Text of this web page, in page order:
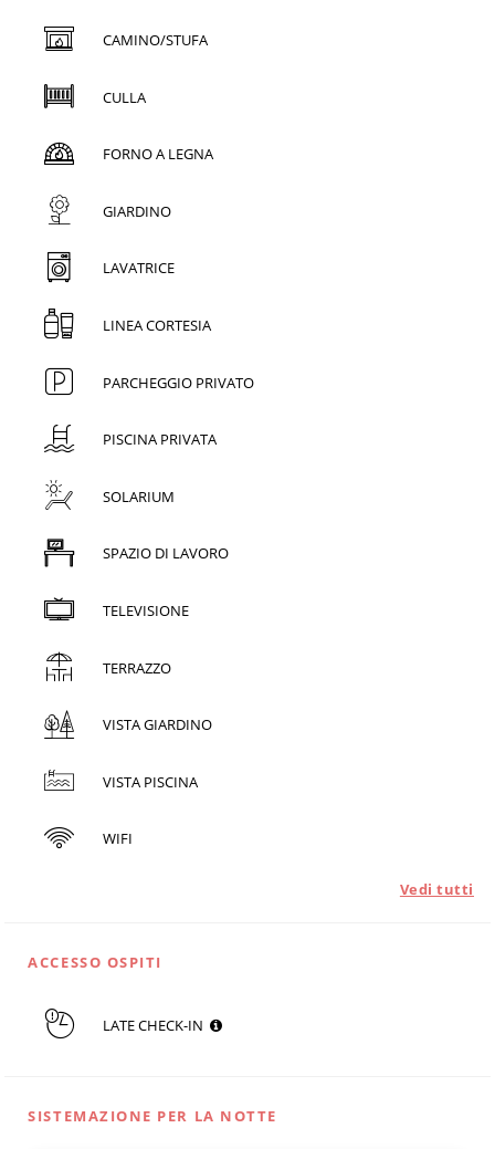
CAMINO/STUFA
CULLA
FORNO A LEGNA
GIARDINO
LAVATRICE
LINEA CORTESIA
PARCHEGGIO PRIVATO
PISCINA PRIVATA
SOLARIUM
SPAZIO DI LAVORO
TELEVISIONE
TERRAZZO
VISTA GIARDINO
VISTA PISCINA
WIFI
Vedi tutti
ACCESSO OSPITI
LATE CHECK-IN
SISTEMAZIONE PER LA NOTTE